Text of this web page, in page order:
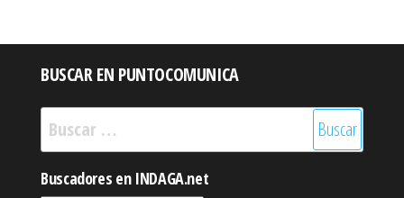
BUSCAR EN PUNTOCOMUNICA
Buscar:
Buscadores en INDAGA.net